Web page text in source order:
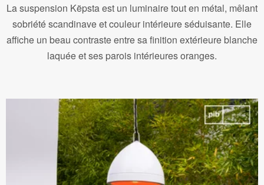
La suspension Këpsta est un luminaire tout en métal, mêlant
sobriété scandinave et couleur intérieure séduisante. Elle
affiche un beau contraste entre sa finition extérieure blanche
laquée et ses parois intérieures oranges.